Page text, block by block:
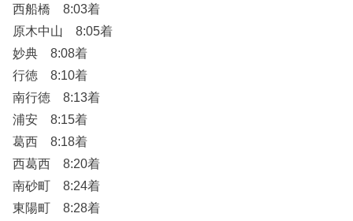
西船橋 8:03着
原木中山 8:05着
妙典 8:08着
行徳 8:10着
南行徳 8:13着
浦安 8:15着
葛西 8:18着
西葛西 8:20着
南砂町 8:24着
東陽町 8:28着